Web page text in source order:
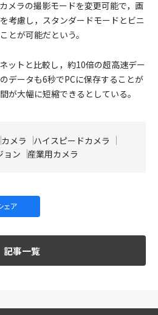
メラの撮影モードを変更可能で，画
考慮し，スタンダードモードとビニ
とが可能だという。
ットと比較し，約10倍の超高速デー
データも6秒でPCに保存することが
が大幅に短縮できるとしている。
カメラ
ハイスピードカメラ
ョン
産業用カメラ
ェア
記事一覧